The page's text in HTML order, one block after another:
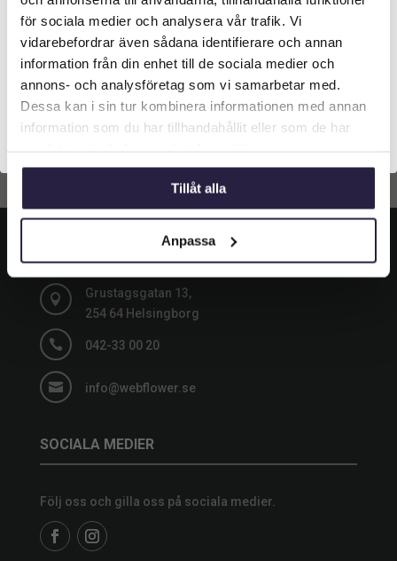
för sociala medier och analysera vår trafik. Vi
vidarebefordrar även sådana identifierare och annan
information från din enhet till de sociala medier och
annons- och analysföretag som vi samarbetar med.
Dessa kan i sin tur kombinera informationen med annan
information som du har tillhandahållit eller som de har
Tillåt alla
Anpassa
Lägg till i
varukorg

Grustagsgatan 13,
254 64 Helsingborg
 042-33 00 20
 info@webflower.se
SOCIALA MEDIER
Följ oss och gilla oss på sociala medier.
Vilken typ av kund är du? Du kan alltid justera ditt val
längst upp på sidan.
Företagskund (exkl. moms)
Privatkund (inkl. moms)